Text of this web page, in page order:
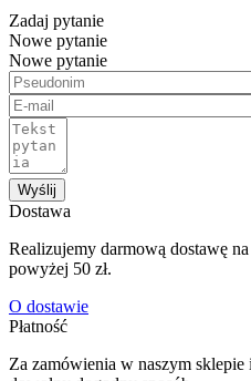
Zadaj pytanie
Nowe pytanie
Nowe pytanie
Wyślij
Dostawa
Realizujemy darmową dostawę
powyżej 50 zł.
O dostawie
Płatność
Za zamówienia w naszym sklepie